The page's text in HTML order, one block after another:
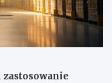
zastosowanie